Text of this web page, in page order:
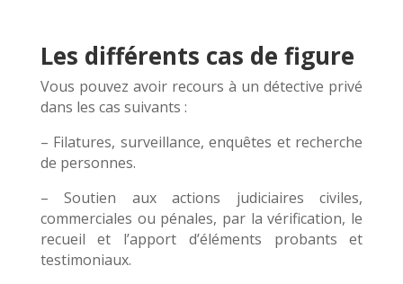
Les différents cas de figure
Vous pouvez avoir recours à un détective privé
dans les cas suivants :
– Filatures, surveillance, enquêtes et recherche
de personnes.
– Soutien aux actions judiciaires civiles,
commerciales ou pénales, par la vérification, le
recueil et l’apport d’éléments probants et
testimoniaux.